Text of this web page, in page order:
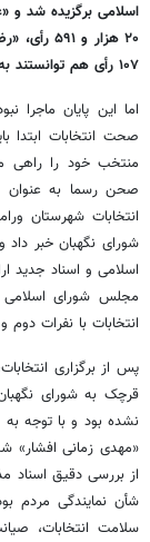
۱۰۷ رأی هم توانستند به ترتیب به آرا دوم، سوم، چهارم و پنجم را کسب کنند.
اما این پایان
صحت انتخابات ابتدا
منتخب خود را راهی
صحن رسما به عنوان
انتخابات شهرستان
اسلامی و اسناد جدید
مجلس شورای اسلامی
انتخابات با نفرات
پس از برگزاری
قرچک به شورای
نشده بود و با توجه
«مهدی زمانی
از بررسی دقیق اسناد
شأن نمایندگی مردم
سلامت انتخابات،